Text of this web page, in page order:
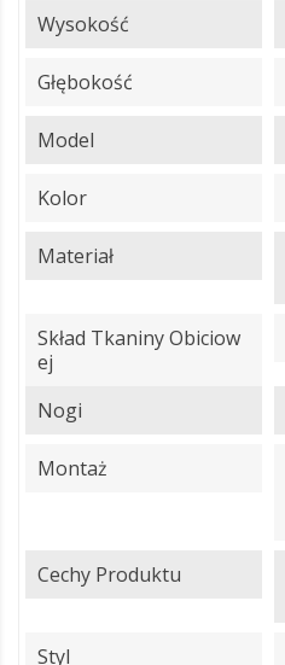
Wysokość
Głębokość
Model
Kolor
Materiał
Skład Tkaniny Obiciow
Ej
Nogi
Montaż
Cechy Produktu
Styl